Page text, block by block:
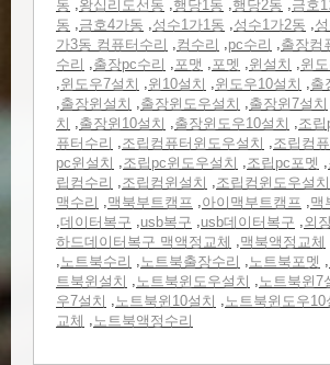
동 ,왕십리도선동 ,행당1동 ,행당2동 ,금호
동 ,금호4가동 ,성수1가1동 ,성수1가2동 ,
가3동 컴퓨터수리 ,컴수리 ,pc수리 ,출장컴
수리 ,출장pc수리 ,포맷 ,포멧 ,윈설치 ,윈
,윈도우7설치 ,윈10설치 ,윈도우10설치 ,출
,출장윈설치 ,출장윈도우설치 ,출장윈7설치
치 ,출장윈10설치 ,출장윈도우10설치 ,조립
퓨터수리 ,조립컴퓨터윈도우설치 ,조립컴
pc윈설치 ,조립pc윈도우설치 ,조립pc포멧 ,
립컴수리 ,조립컴윈설치 ,조립컴윈도우설치
맥수리 ,맥북부트캠프 ,아이맥부트캠프 ,맥
,데이터복구 ,usb복구 ,usb데이터복구 ,외
하드데이터복구 맥액정교체 ,맥북액정교체
,노트북수리 ,노트북출장수리 ,노트북포멧 ,
트북윈설치 ,노트북윈도우설치 ,노트북윈7
우7설치 ,노트북윈10설치 ,노트북윈도우
교체 ,노트북액정수리